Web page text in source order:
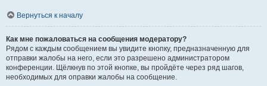
Вернуться к началу
Как мне пожаловаться на сообщения модератору?
Рядом с каждым сообщением вы увидите кнопку, предназначенную для
отправки жалобы на него, если это разрешено администратором
конференции. Щёлкнув по этой кнопке, вы пройдёте через ряд шагов,
необходимых для оправки жалобы на сообщение.